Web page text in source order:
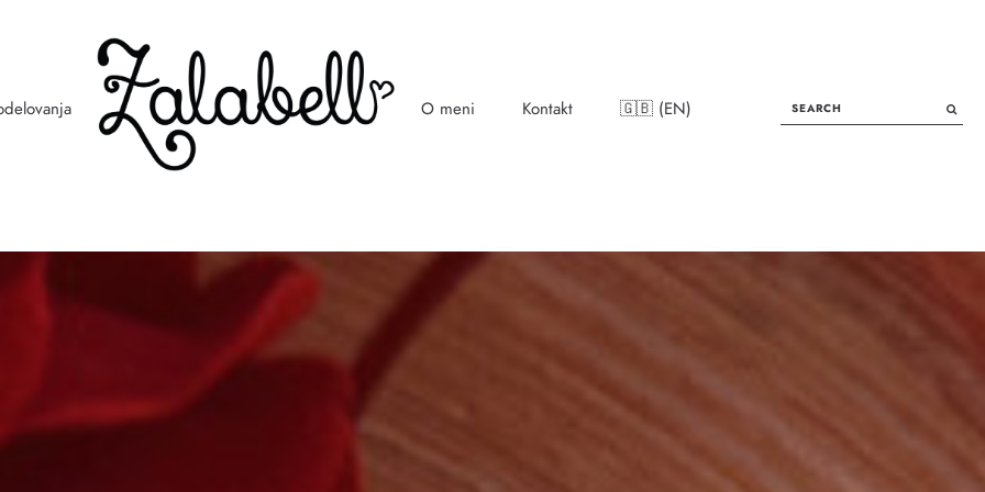
O meni Kontakt 🇬🇧 (EN) SEARCH